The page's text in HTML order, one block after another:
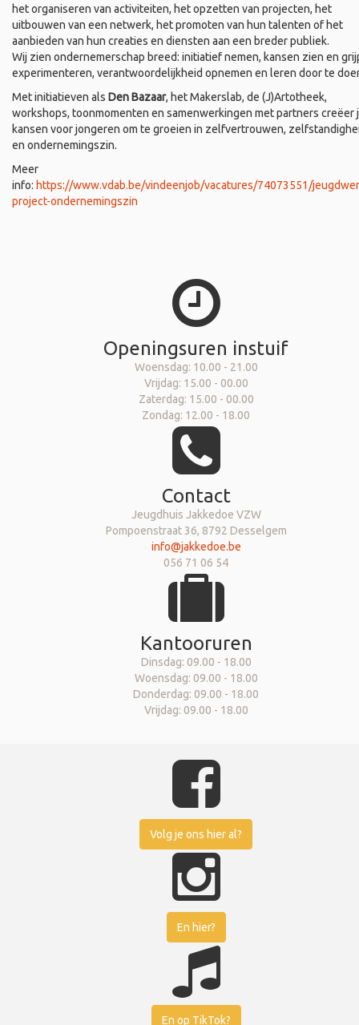
het organiseren van activiteiten, het opzetten van projecten, het
uitbouwen van een netwerk, het promoten van hun talenten of het
aanbieden van hun creaties en diensten aan een breder publiek.
Wij zien ondernemerschap breed: initiatief nemen, kansen zien en
experimenteren, verantwoordelijkheid opnemen en leren door te
Met initiatieven als Den Bazaar, het Makerslab, de (J)Artotheek,
workshops, toonmomenten en samenwerkingen met partners creëer
kansen voor jongeren om te groeien in zelfvertrouwen,
en ondernemingszin.
Meer
info: https://www.vdab.be/vindeenjob/vacatures/74073551/
project-ondernemingszin
Openingsuren instuif
Woensdag: 10.00 - 21.00
Vrijdag: 15.00 - 00.00
Zaterdag: 15.00 - 00.00
Zondag: 12.00 - 18.00
Contact
Jeugdhuis Jakkedoe VZW
Pompoenstraat 36, 8792 Desselgem
info@jakkedoe.be
056 71 06 54
Kantooruren
Dinsdag: 09.00 - 18.00
Woensdag: 09.00 - 18.00
Donderdag: 09.00 - 18.00
Vrijdag: 09.00 - 18.00
Volg je ons hier al?
En hier?
En op TikTok?